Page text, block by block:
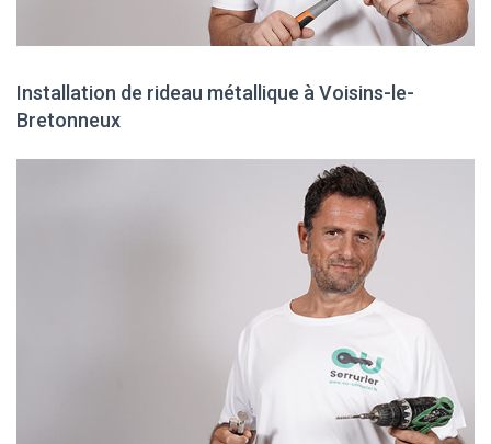
Installation de rideau métallique à Voisins-le-
Bretonneux